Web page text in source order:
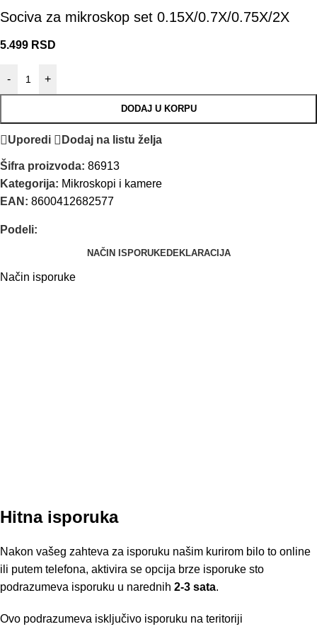
Sociva za mikroskop set 0.15X/0.7X/0.75X/2X
5.499 RSD
- +
DODAJ U KORPU
Uporedi Dodaj na listu želja
Šifra proizvoda: 86913
Kategorija: Mikroskopi i kamere
EAN: 8600412682577
Podeli:
NAČIN ISPORUKE DEKLARACIJA
Način isporuke
Hitna isporuka
Nakon vašeg zahteva za isporuku našim kurirom bilo to online
ili putem telefona, aktivira se opcija brze isporuke sto
podrazumeva isporuku u narednih 2-3 sata.
Ovo podrazumeva isključivo isporuku na teritoriji